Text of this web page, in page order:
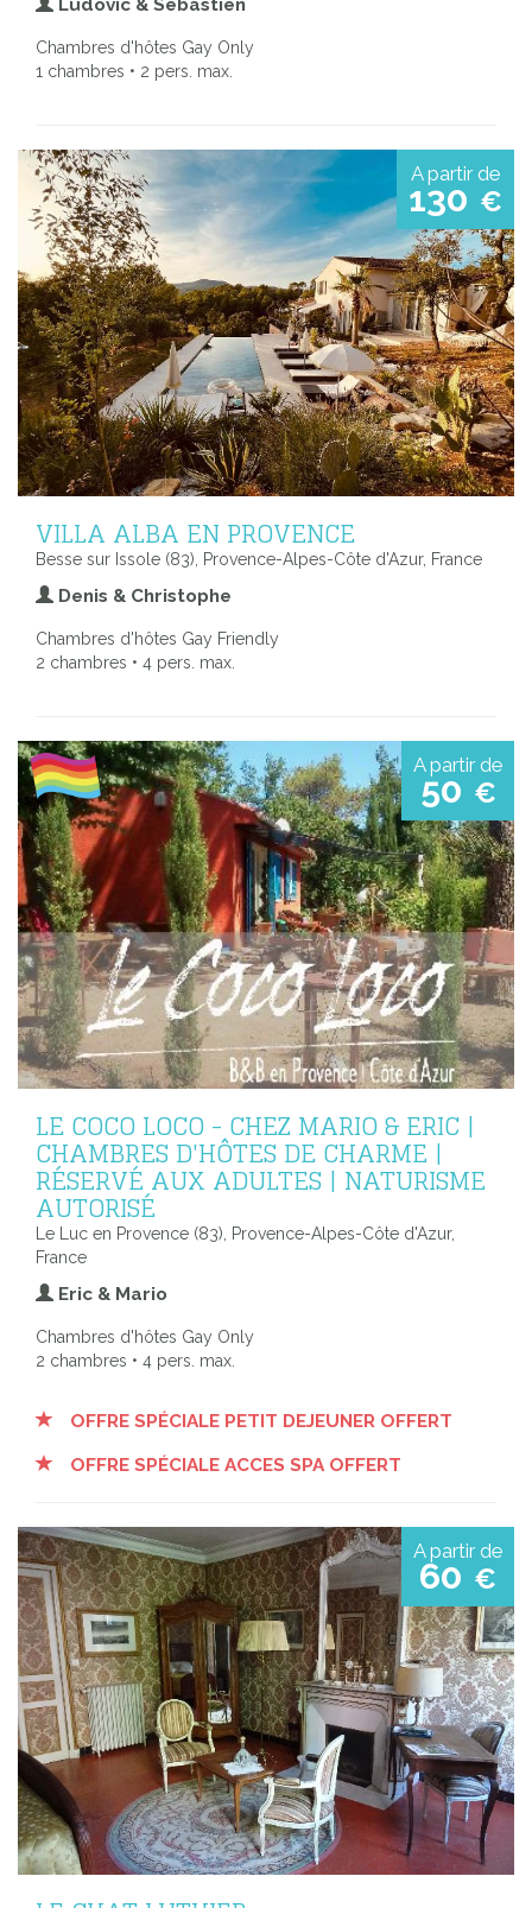
Ludovic & Sébastien
Chambres d'hôtes Gay Only
1 chambres • 2 pers. max.
A partir de
130 €
VILLA ALBA EN PROVENCE
Besse sur Issole (83), Provence-Alpes-Côte d'Azur, France
Denis & Christophe
Chambres d'hôtes Gay Friendly
2 chambres • 4 pers. max.
A partir de
50 €
LE COCO LOCO - CHEZ MARIO & ERIC |
CHAMBRES D'HÔTES DE CHARME |
RÉSERVÉ AUX ADULTES | NATURISME
AUTORISÉ
Le Luc en Provence (83), Provence-Alpes-Côte d'Azur,
France
Eric & Mario
Chambres d'hôtes Gay Only
2 chambres • 4 pers. max.
OFFRE SPÉCIALE PETIT DEJEUNER OFFERT
OFFRE SPÉCIALE ACCES SPA OFFERT
A partir de
60 €